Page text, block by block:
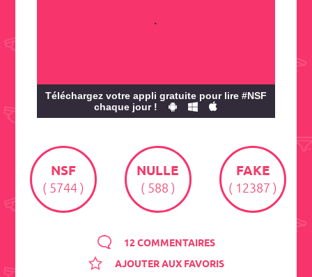
.
Téléchargez votre appli gratuite pour lire #NSF
chaque jour !
NSF
( 5744 )
NULLE
( 588 )
FAKE
( 12387 )
12 COMMENTAIRES
AJOUTER AUX FAVORIS